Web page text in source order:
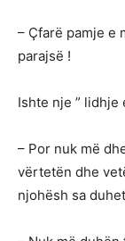
– Çfarë pamje e
parajsë !
Ishte nje ”
– Por nuk më
vërtetën dhe
njohësh sa